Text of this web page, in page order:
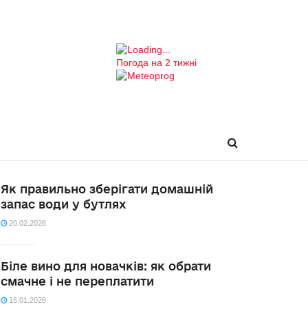
Погода на 2 тижні
Як правильно зберігати домашній
запас води у бутлях
20.02.2026
Біле вино для новачків: як обрати
смачне і не переплатити
15.01.2026